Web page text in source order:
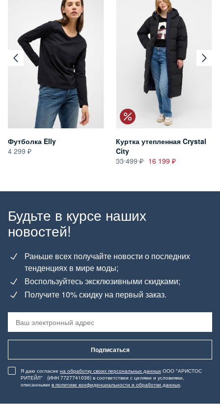
Футболка Elly
4 299
Куртка утепленная Crystal
City
33 499
16 199
Будьте в курсе наших
новостей!
Раньше всех получайте новости о последних
тенденциях в мире моды;
Воспользуйтесь эксклюзивными скидками;
Получите 10% скидку на первый заказ.
Подписаться
Я даю согласие на обработку своих персональных данных ООО "АРИСТОС
РИТЕЙЛ" (ИНН 7727741036) в соответствии с целями и условиями,
описанными в политике конфиденциальности и обработки данных